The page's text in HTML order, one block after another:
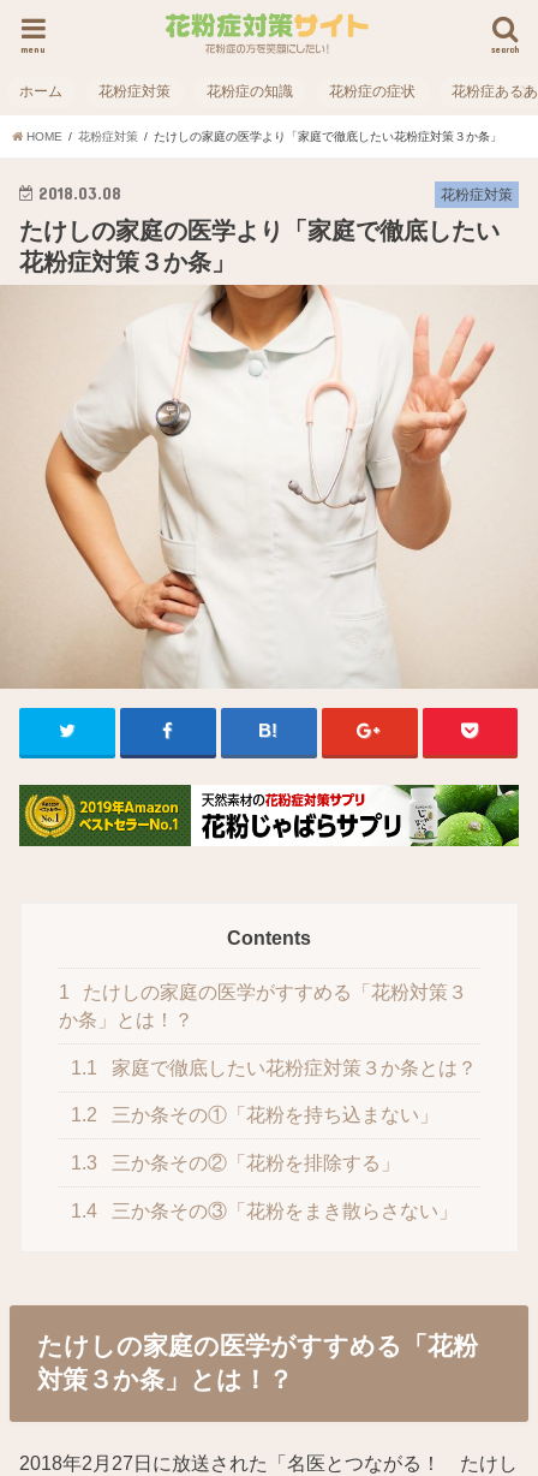
search
menu
ホーム 花粉症対策 花粉症の知識 花粉症の症状 花粉症ある
HOME 花粉症対策 たけしの家庭の医学より「家庭で徹底したい花粉症対策３か条」
花粉症対策
2018.03.08
たけしの家庭の医学より「家庭で徹底したい
花粉症対策３か条」
Contents
1
たけしの家庭の医学がすすめる「花粉対策３
か条」とは！？
1.1 家庭で徹底したい花粉症対策３か条とは？
1.2 三か条その①「花粉を持ち込まない」
1.3 三か条その②「花粉を排除する」
1.4 三か条その③「花粉をまき散らさない」
たけしの家庭の医学がすすめる「花粉
対策３か条」とは！？
2018年2月27日に放送された「名医とつながる！ たけし